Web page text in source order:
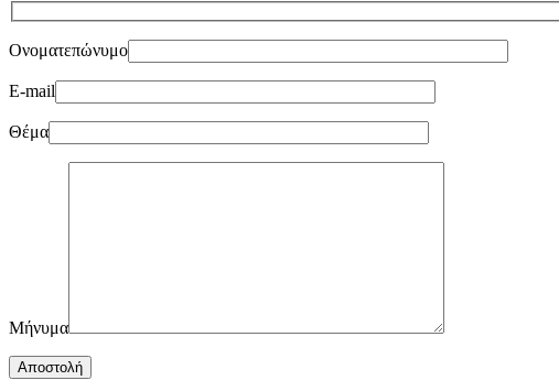
Ονοματεπώνυμο
E-mail
Θέμα
Μήνυμα